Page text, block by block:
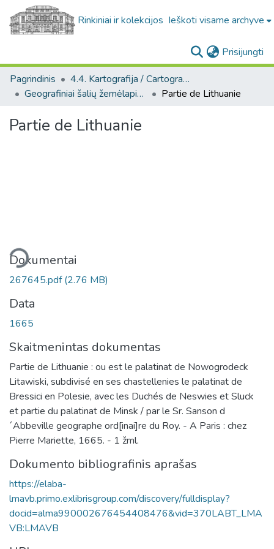
Rinkiniai ir kolekcijos Ieškoti visame archyve
Prisijungti
Pagrindinis
4.4. Kartografija / Cartography
Geografiniai šalių žemėlapiai / Geographical maps of countries
Partie de Lithuanie
Partie de Lithuanie
Dokumentai
267645.pdf(2.76 MB)
Data
1665
Skaitmenintas dokumentas
Partie de Lithuanie : ou est le palatinat de Nowogrodeck
Litawiski, subdivisé en ses chastellenies le palatinat de
Bressici en Polesie, avec les Duchés de Neswies et Sluck
et partie du palatinat de Minsk / par le Sr. Sanson d
´Abbeville geographe ord[inai]re du Roy. - A Paris : chez
Pierre Mariette, 1665. - 1 žml.
Dokumento bibliografinis aprašas
https://elaba-
lmavb.primo.exlibrisgroup.com/discovery/fulldisplay?
docid=alma990002676454408476&vid=370LABT_LMA
VB:LMAVB